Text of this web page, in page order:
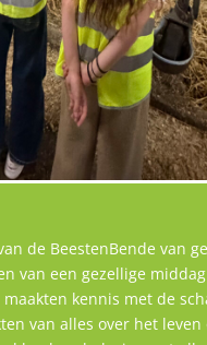
de BeestenBende van
van een gezellige
kennis met de
van alles over het leven